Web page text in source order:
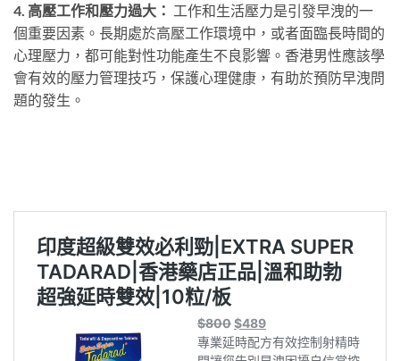
4. 高壓工作和壓力過大： 工作和生活壓力是引發早洩的一
個重要因素。長期處於高壓工作環境中，或者面臨長時間的
心理壓力，都可能對性功能產生不良影響。香港男性應該學
會有效的壓力管理技巧，保護心理健康，有助於預防早洩問
題的發生。